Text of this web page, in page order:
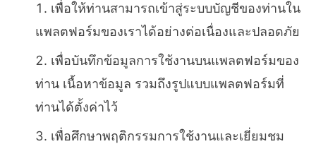
เพื่อให้ท่านสามารถเข้าสู่ระบบบัญชีของท่านใน
แพลตฟอร์มของเราได้อย่างต่อเนื่องและปลอดภัย
เพื่อบันทึกข้อมูลการใช้งานบนแพลตฟอร์มของ
ท่าน เนื้อหาข้อมูล รวมถึงรูปแบบแพลตฟอร์มที่
ท่านได้ตั้งค่าไว้
เพื่อศึกษาพฤติกรรมการใช้งานและเยี่ยมชม